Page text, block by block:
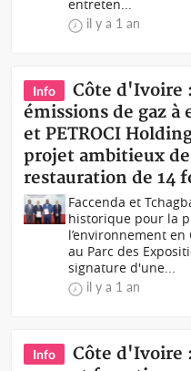
entreten...
il y a 1 an
Info
Côte d'Ivoire
émissions de gaz à
et PETROCI
projet ambitieux
restauration de 14
Faccenda et
historique pour la
l’environnement
au Parc des
signature d'une...
il y a 1 an
Info
Côte d'Ivoire